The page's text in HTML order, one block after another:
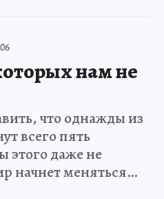
нам не
что однажды из
всего пять
этого даже не
начнет меняться…